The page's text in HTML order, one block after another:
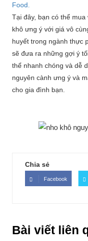
Food.
Tại đây, bạn có thể
khô ưng ý với giá vô
huyết trong ngành thực
sẽ đưa ra những gợi ý
thể nhanh chóng và dễ
nguyên cành ưng ý và
cho gia đình bạn.
Chia sẻ
Facebook
Bài viết liên